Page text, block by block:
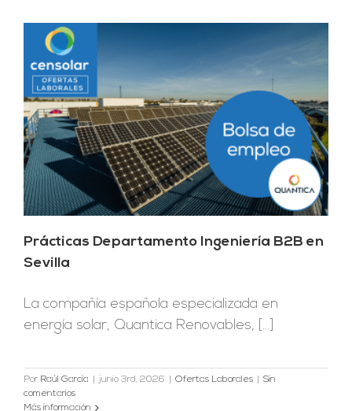
Prácticas Departamento Ingeniería B2B en
Sevilla
La compañía española especializada en
energía solar, Quantica Renovables, [...]
Por Raúl García junio 3rd, 2026 Ofertas Laborales
Sin
comentarios
Más información